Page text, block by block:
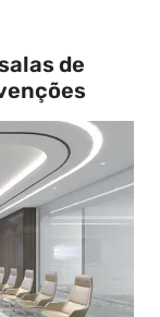
de